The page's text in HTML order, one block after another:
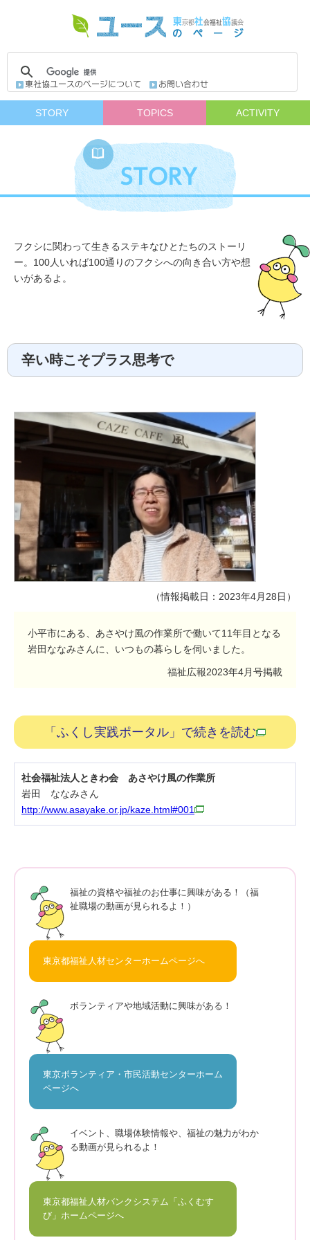
STORY TOPICS ACTIVITY
フクシに関わって生きるステキなひとたちのストーリ
ー。100人いれば100通りのフクシへの向き合い方や想
いがあるよ。
辛い時こそプラス思考で
（情報掲載日：2023年4月28日）
小平市にある、あさやけ風の作業所で働いて11年目となる
岩田ななみさんに、いつもの暮らしを伺いました。
福祉広報2023年4月号掲載
「ふくし実践ポータル」で続きを読む
社会福祉法人ときわ会 あさやけ風の作業所
岩田 ななみさん
http://www.asayake.or.jp/kaze.html#001
福祉の資格や福祉のお仕事に興味がある！（福
祉職場の動画が見られるよ！）
東京都福祉人材センターホームページへ
ボランティアや地域活動に興味がある！
東京ボランティア・市民活動センターホーム
ページへ
イベント、職場体験情報や、福祉の魅力がわか
る動画が見られるよ！
東京都福祉人材バンクシステム「ふくむす
び」ホームページへ